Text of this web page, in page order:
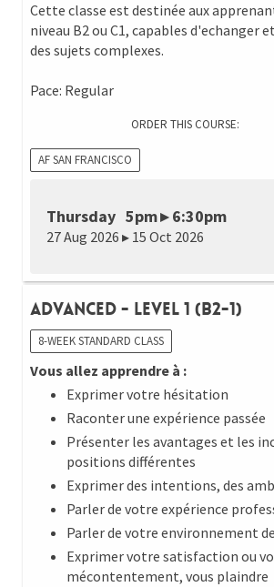
Cette classe est destinée aux
niveau B2 ou C1, capables d'echanger
des sujets complexes.
Pace: Regular
ORDER THIS COURSE:
AF SAN FRANCISCO
Thursday 5pm ▸ 6:30pm
27 Aug 2026 ▸ 15 Oct 2026
Advanced - Level 1 (B2-1)
8-WEEK STANDARD CLASS
Vous allez apprendre à :
Exprimer votre hésitation
Raconter une expérience passée
Présenter les avantages et les
positions différentes
Exprimer des intentions, des
Parler de votre expérience
Parler de votre environnement
Exprimer votre satisfaction ou
mécontentement, vous plaindre